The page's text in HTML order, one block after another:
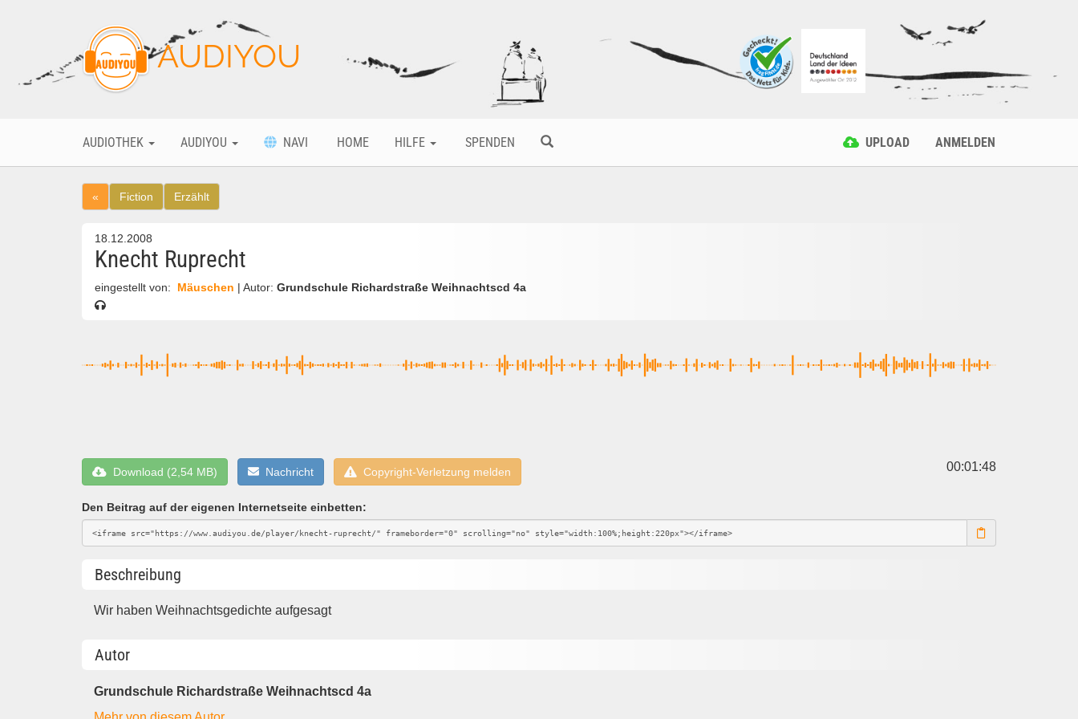
AUDIYOU
AUDIOTHEK AUDIYOU NAVI HOME HILFE SPENDEN UPLOAD ANMELDEN
« Fiction Erzählt
18.12.2008
Knecht Ruprecht
eingestellt von: Mäuschen | Autor: Grundschule Richardstraße Weihnachtscd 4a
Download (2,54 MB) Nachricht Copyright-Verletzung melden 00:01:48
Den Beitrag auf der eigenen Internetseite einbetten:
Beschreibung
Wir haben Weihnachtsgedichte aufgesagt
Autor
Grundschule Richardstraße Weihnachtscd 4a